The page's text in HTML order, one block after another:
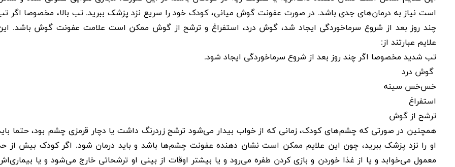
است نیاز به درمان‌های جدی باشد. در صورت عفونت گوش میانی، کودک خود را سریع نزد پزشک ببرید. تب بالا، مخصوصا اگر
چند روز بعد از شروع سرماخوردگی ایجاد شد، گوش درد، استفراغ و ترشح از گوش ممکن است علامت عفونت گوش باشد.
علایم عبارتند از:
تب شدید مخصوصا اگر چند روز بعد از شروع سرماخوردگی ایجاد شود.
گوش درد
خس‌خس سینه
استفراغ
ترشح از گوش
همچنین در صورتی که چشم‌های کودک، زمانی که از خواب بیدار می‌شود ترشح زردرنگ داشت یا دچار قرمزی چشم بود، حتما
او را نزد پزشک ببرید، چون این علایم ممکن است نشان دهنده عفونت چشم‌ها باشد و باید درمان شود. اگر کودک بیش از
معمول می‌خوابد و یا از غذا خوردن و بازی کردن طفره می‌رود و یا بیشتر اوقات از بینی او ترشحاتی خارج می‌شود و یا